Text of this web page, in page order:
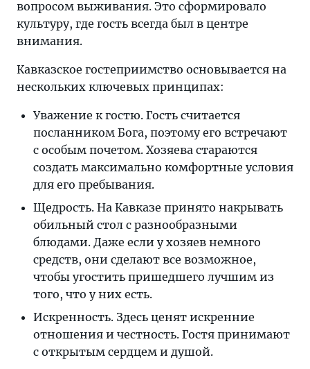
вопросом выживания. Это сформировало
культуру, где гость всегда был в центре
внимания.
Кавказское гостеприимство основывается на
нескольких ключевых принципах:
Уважение к гостю. Гость считается
посланником Бога, поэтому его встречают
с особым почетом. Хозяева стараются
создать максимально комфортные условия
для его пребывания.
Щедрость. На Кавказе принято накрывать
обильный стол с разнообразными
блюдами. Даже если у хозяев немного
средств, они сделают все возможное,
чтобы угостить пришедшего лучшим из
того, что у них есть.
Искренность. Здесь ценят искренние
отношения и честность. Гостя принимают
с открытым сердцем и душой.